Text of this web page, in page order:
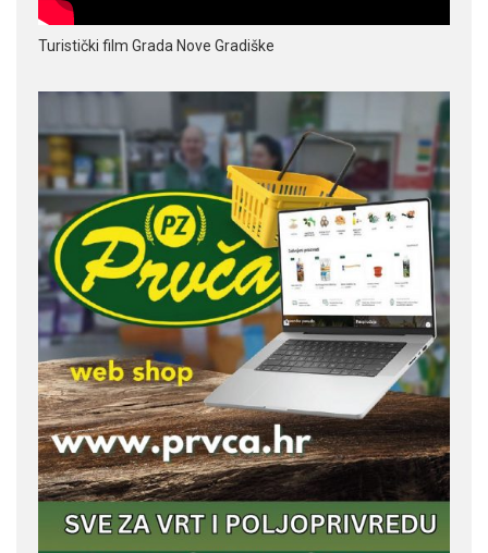
Turistički film Grada Nove Gradiške